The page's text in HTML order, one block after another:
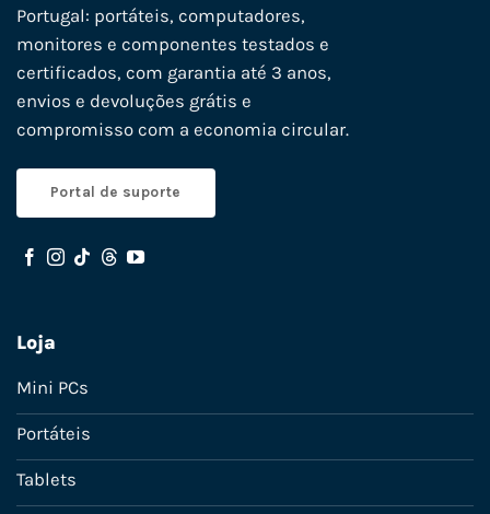
Portugal: portáteis, computadores,
monitores e componentes testados e
certificados, com garantia até 3 anos,
envios e devoluções grátis e
compromisso com a economia circular.
Portal de suporte
Loja
Mini PCs
Portáteis
Tablets